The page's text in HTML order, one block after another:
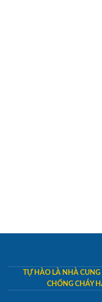
TỰ HÀO LÀ NHÀ
CHỐNG CHÁY